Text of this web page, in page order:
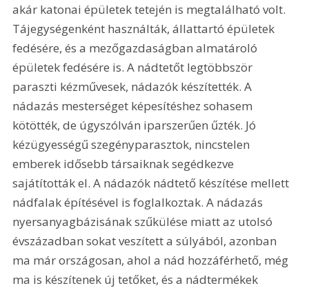
akár katonai épületek tetején is megtalálható volt.
Tájegységenként használták, állattartó épületek
fedésére, és a mezőgazdaságban almatároló
épületek fedésére is. A nádtetőt legtöbbször
paraszti kézművesek, nádazók készítették. A
nádazás mesterséget képesítéshez sohasem
kötötték, de úgyszólván iparszerűen űzték. Jó
kézügyességű szegényparasztok, nincstelen
emberek idősebb társaiknak segédkezve
sajátították el. A nádazók nádtető készítése mellett
nádfalak építésével is foglalkoztak. A nádazás
nyersanyagbázisának szűkülése miatt az utolsó
évszázadban sokat veszített a súlyából, azonban
ma már országosan, ahol a nád hozzáférhető, még
ma is készítenek új tetőket, és a nádtermékek